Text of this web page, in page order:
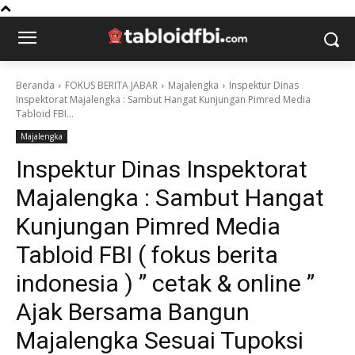
Beranda FOKUS BERITA JABAR Majalengka
Inspektur Dinas
Inspektorat Majalengka : Sambut Hangat Kunjungan Pimred Media
Tabloid FBI...
Majalengka
Inspektur Dinas Inspektorat
Majalengka : Sambut Hangat
Kunjungan Pimred Media
Tabloid FBI ( fokus berita
indonesia ) ” cetak & online ”
Ajak Bersama Bangun
Majalengka Sesuai Tupoksi